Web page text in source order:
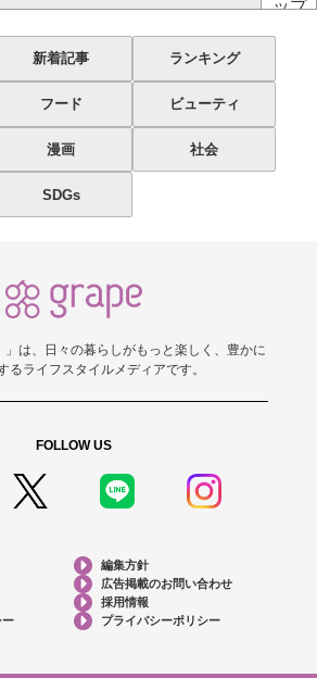
ップ
新着記事 ランキング
フード ビューティ
漫画 社会
SDGs
」は、日々の暮らしがもっと楽しく、豊かに
るライフスタイルメディアです。
FOLLOW US
編集方針
広告掲載のお問い合わせ
採用情報
ー
プライバシーポリシー